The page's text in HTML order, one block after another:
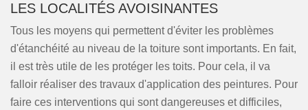
LES LOCALITÉS AVOISINANTES
Tous les moyens qui permettent d'éviter les problèmes
d'étanchéité au niveau de la toiture sont importants. En fait,
il est très utile de les protéger les toits. Pour cela, il va
falloir réaliser des travaux d'application des peintures. Pour
faire ces interventions qui sont dangereuses et difficiles,